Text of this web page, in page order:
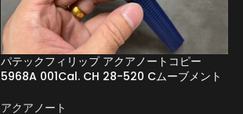
パテックフィリップ アクアノートコピー
5968A 001Cal. CH 28-520 Cムーブメント
アクアノート